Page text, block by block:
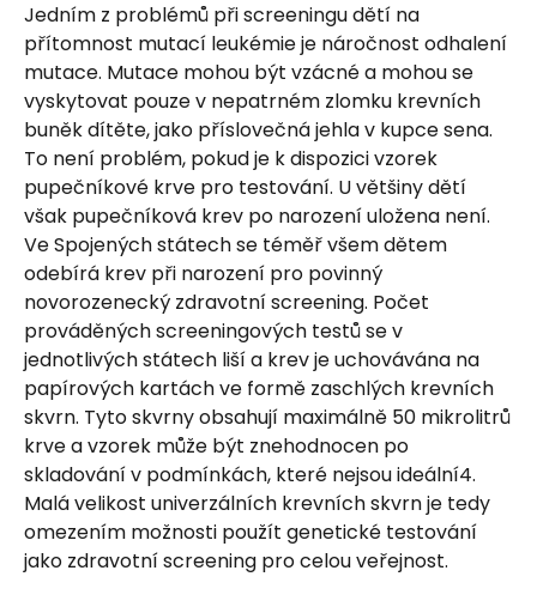
Jedním z problémů při screeningu dětí na
přítomnost mutací leukémie je náročnost odhalení
mutace. Mutace mohou být vzácné a mohou se
vyskytovat pouze v nepatrném zlomku krevních
buněk dítěte, jako příslovečná jehla v kupce sena.
To není problém, pokud je k dispozici vzorek
pupečníkové krve pro testování. U většiny dětí
však pupečníková krev po narození uložena není.
Ve Spojených státech se téměř všem dětem
odebírá krev při narození pro povinný
novorozenecký zdravotní screening. Počet
prováděných screeningových testů se v
jednotlivých státech liší a krev je uchovávána na
papírových kartách ve formě zaschlých krevních
skvrn. Tyto skvrny obsahují maximálně 50 mikrolitrů
krve a vzorek může být znehodnocen po
skladování v podmínkách, které nejsou ideální4.
Malá velikost univerzálních krevních skvrn je tedy
omezením možnosti použít genetické testování
jako zdravotní screening pro celou veřejnost.